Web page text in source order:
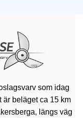
som idag
är beläget ca 15 km
längs väg